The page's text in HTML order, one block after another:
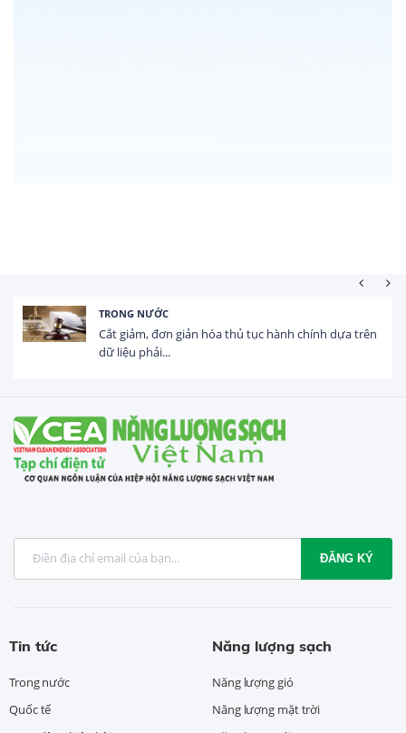
TRONG NƯỚC
Cắt giảm, đơn giản hóa thủ tục hành chính dựa trên
dữ liệu phải...
ĐĂNG KÝ
Tin tức
Trong nước
Quốc tế
Năng lượng sạch
Năng lượng gió
Năng lượng mặt trời